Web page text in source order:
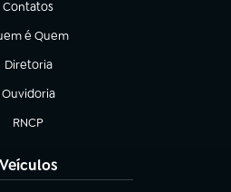
Contatos
(abre em nova aba)
é Quem
em nova aba)
Diretoria
(abre em nova aba)
Ouvidoria
(abre em nova aba)
RNCP
(abre em nova aba)
Veículos